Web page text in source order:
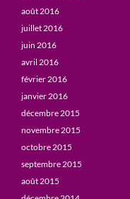
août 2016
juillet 2016
juin 2016
avril 2016
février 2016
janvier 2016
décembre 2015
novembre 2015
octobre 2015
septembre 2015
août 2015